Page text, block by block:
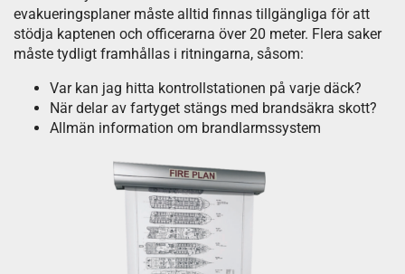
evakueringsplaner måste alltid finnas tillgängliga för att
stödja kaptenen och officerarna över 20 meter. Flera saker
måste tydligt framhållas i ritningarna, såsom:
Var kan jag hitta kontrollstationen på varje däck?
När delar av fartyget stängs med brandsäkra skott?
Allmän information om brandlarmssystem